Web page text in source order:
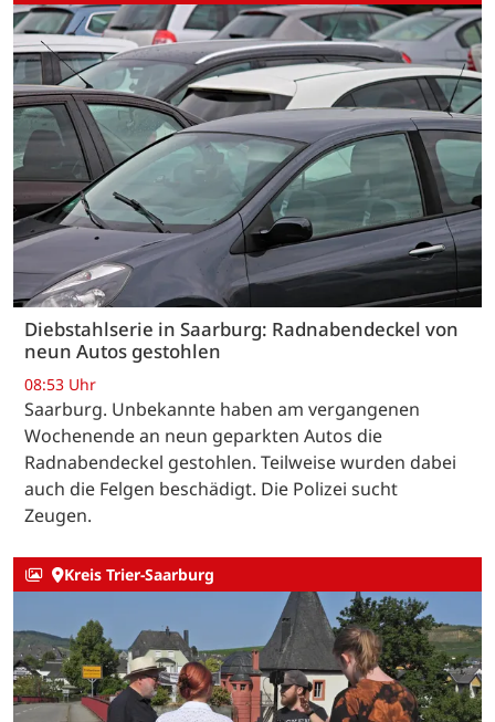
Diebstahlserie in Saarburg: Radnabendeckel von
neun Autos gestohlen
08:53 Uhr
Saarburg. Unbekannte haben am vergangenen
Wochenende an neun geparkten Autos die
Radnabendeckel gestohlen. Teilweise wurden dabei
auch die Felgen beschädigt. Die Polizei sucht
Zeugen.
Kreis Trier-Saarburg